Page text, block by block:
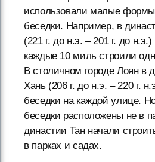
использовали малые
беседки. Например, в
(221 г. до н.э. – 201 г. до н.э.)
каждые 10 миль строили
В столичном городе Лоян в
Хань (206 г. до н.э. – 220 г.
беседки на каждой улице.
беседки расположены не в
династии Тан начали
в парках и садах.